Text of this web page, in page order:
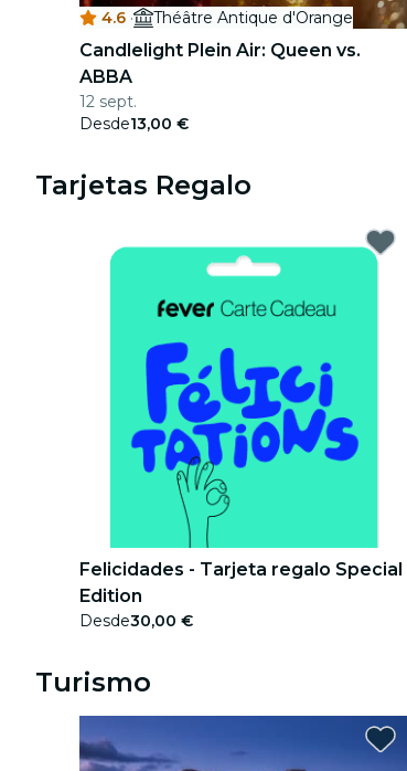
4.6 · Théâtre Antique d'Orange
Candlelight Plein Air: Queen vs.
ABBA
12 sept.
Desde13,00 €
Tarjetas Regalo
Felicidades - Tarjeta regalo Special
Edition
Desde30,00 €
Turismo